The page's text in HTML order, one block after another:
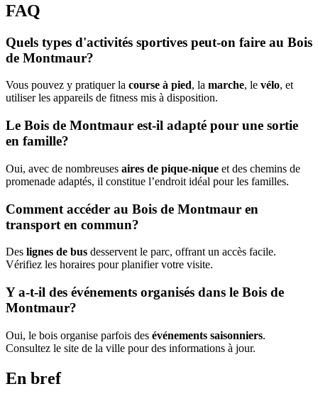
FAQ
Quels types d'activités sportives peut-on faire au Bois
de Montmaur?
Vous pouvez y pratiquer la course à pied, la marche, le vélo, et
utiliser les appareils de fitness mis à disposition.
Le Bois de Montmaur est-il adapté pour une sortie
en famille?
Oui, avec de nombreuses aires de pique-nique et des chemins de
promenade adaptés, il constitue l’endroit idéal pour les familles.
Comment accéder au Bois de Montmaur en
transport en commun?
Des lignes de bus desservent le parc, offrant un accès facile.
Vérifiez les horaires pour planifier votre visite.
Y a-t-il des événements organisés dans le Bois de
Montmaur?
Oui, le bois organise parfois des événements saisonniers.
Consultez le site de la ville pour des informations à jour.
En bref